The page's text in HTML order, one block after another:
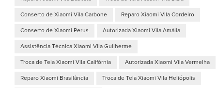
Conserto de Xiaomi Vila Carbone Reparo Xiaomi Vila Cordeiro
Conserto de Xiaomi Perus Autorizada Xiaomi Vila Amália
Assistência Técnica Xiaomi Vila Guilherme
Troca de Tela Xiaomi Vila Califórnia Autorizada Xiaomi Vila Vermelha
Reparo Xiaomi Brasilândia Troca de Tela Xiaomi Vila Heliópolis